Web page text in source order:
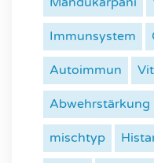
Immunsystem
Autoimmun
Abwehrstärkung
mischtyp